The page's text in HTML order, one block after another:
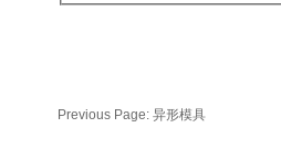
Previous Page: 异形模具